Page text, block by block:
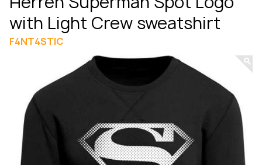
with Light Crew sweatshirt
F4NT4STIC